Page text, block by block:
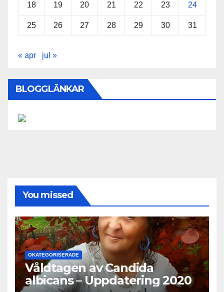
18 19 20 21 22 23 24
25 26 27 28 29 30 31
« apr jul »
BLOGGLÄNKAR
You missed
OKATEGORISERADE
Våldtagen av Candida
albicans – Uppdatering 2020